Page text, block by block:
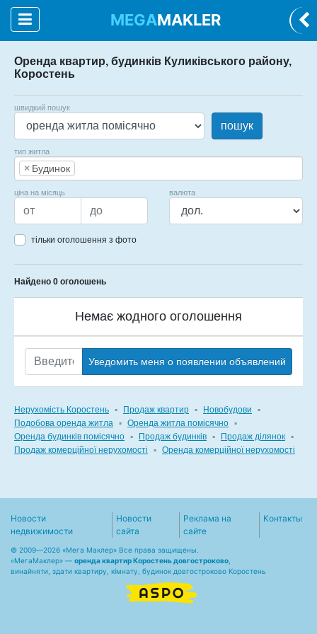
MEGAMAKLER
Оренда квартир, будинків Куликівського району,
Коростень
швидкий пошук
пошук
тип житла
× Будинок
ціна на місяць валюта
тільки оголошення з фото
Найдено 0 оголошень
Немає жодного оголошення
Уведомить меня о появлении объявлений
Нерухомість Коростень ▪ Продаж квартир ▪ Новобудови
▪
Подобова оренда житла ▪ Оренда житла помісячно ▪
Оренда будинків помісячно ▪ Продаж будинків ▪ Продаж ділянок ▪
Продаж комерційної нерухомості
▪ Оренда комерційної нерухомості
Новости
недвижимости
Новости
сайта
Реклама на
сайте
Контакты
© 2009—2026 «Мега Маклер» Все права защищены.
«МегаМаклер» — оренда квартир Коростень довгостроково
винайняти, здати квартиру, кімнату, будинок довгостроково Коростень